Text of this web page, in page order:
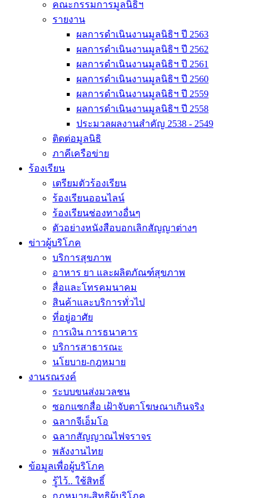
คณะกรรมการมูลนิธิฯ
รายงาน
ผลการดำเนินงานมูลนิธิฯ ปี 2563
ผลการดำเนินงานมูลนิธิฯ ปี 2562
ผลการดำเนินงานมูลนิธิฯ ปี 2561
ผลการดำเนินงานมูลนิธิฯ ปี 2560
ผลการดำเนินงานมูลนิธิฯ ปี 2559
ผลการดำเนินงานมูลนิธิฯ ปี 2558
ประมวลผลงานสำคัญ 2538 - 2549
ติดต่อมูลนิธิ
ภาคีเครือข่าย
ร้องเรียน
เตรียมตัวร้องเรียน
ร้องเรียนออนไลน์
ร้องเรียนช่องทางอื่นๆ
ตัวอย่างหนังสือบอกเลิกสัญญาต่างๆ
ข่าวผู้บริโภค
บริการสุขภาพ
อาหาร ยา และผลิตภัณฑ์สุขภาพ
สื่อและโทรคมนาคม
สินค้าและบริการทั่วไป
ที่อยู่อาศัย
การเงิน การธนาคาร
บริการสาธารณะ
นโยบาย-กฎหมาย
งานรณรงค์
ระบบขนส่งมวลชน
ซอกแซกสื่อ เฝ้าจับตาโฆษณาเกินจริง
ฉลากจีเอ็มโอ
ฉลากสัญญาณไฟจราจร
พลังงานไทย
ข้อมูลเพื่อผู้บริโภค
รู้ไว้.. ใช้สิทธิ์
กฎหมาย-สิทธิผู้บริโภค